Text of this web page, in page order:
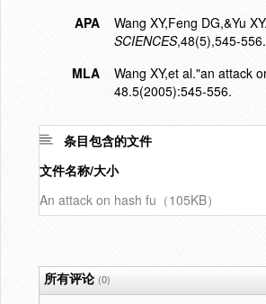
APA
Wang XY,Feng DG,&Yu
SCIENCES,48(5),545-556.
MLA
Wang XY,et al."an attack
48.5(2005):545-556.
条目包含的文件
文件名称/大小
An attack on hash fu（105KB）
所有评论(0)